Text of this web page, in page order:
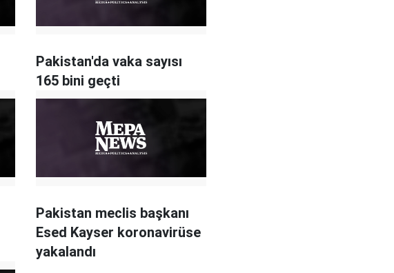
Pakistan'da vaka sayısı
165 bini geçti
Pakistan meclis başkanı
Esed Kayser koronavirüse
yakalandı